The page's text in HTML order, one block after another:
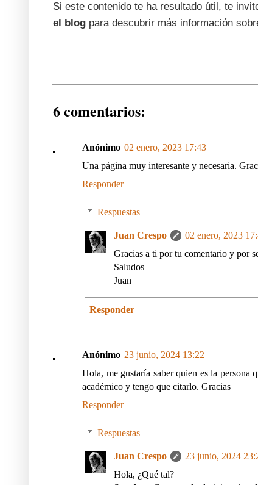
Si este contenido te ha resultado útil, te
el blog para descubrir más información
6 comentarios:
Anónimo 02 enero, 2023 17:43
Una página muy interesante y necesaria.
Responder
Respuestas
Juan Crespo
02 enero, 2023
Gracias a ti por tu comentario y por
Saludos
Juan
Responder
Anónimo 23 junio, 2024 13:22
Hola, me gustaría saber quien es la persona
académico y tengo que citarlo. Gracias
Responder
Respuestas
Juan Crespo
23 junio, 2024
Hola, ¿Qué tal?